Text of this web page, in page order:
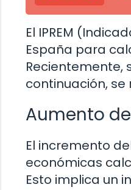
El IPREM
España para
Recientemente,
continuación,
Aumento
El incremento
económicas
Esto implica un